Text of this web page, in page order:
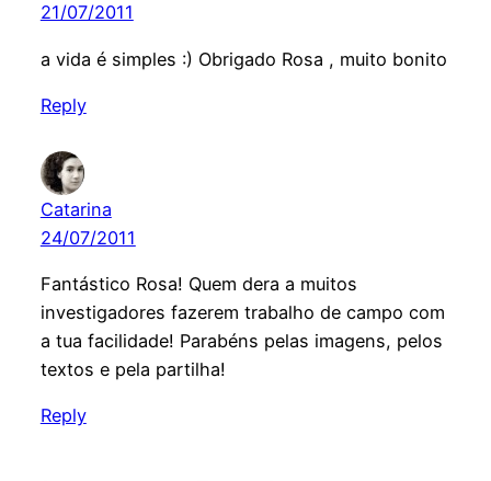
21/07/2011
a vida é simples :) Obrigado Rosa , muito bonito
Reply
Catarina
24/07/2011
Fantástico Rosa! Quem dera a muitos
investigadores fazerem trabalho de campo com
a tua facilidade! Parabéns pelas imagens, pelos
textos e pela partilha!
Reply